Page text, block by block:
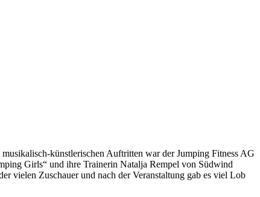
künstlerischen Auftritten war der Jumping Fitness AG
Girls“ und ihre Trainerin Natalja Rempel von Südwind
vielen Zuschauer und nach der Veranstaltung gab es viel Lob